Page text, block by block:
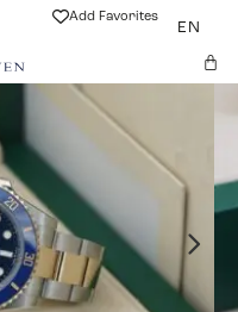
Add Favorites
EN